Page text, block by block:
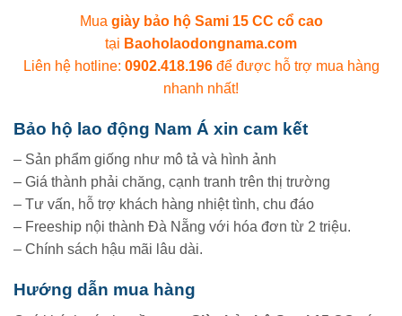
Mua giày bảo hộ Sami 15 CC cổ cao
tại Baoholaodongnama.com
Liên hệ hotline: 0902.418.196để được hỗ trợ mua hàng
nhanh nhất!
Bảo hộ lao động Nam Á xin cam kết
– Sản phẩm giống như mô tả và hình ảnh
– Giá thành phải chăng, cạnh tranh trên thị trường
– Tư vấn, hỗ trợ khách hàng nhiệt tình, chu đáo
– Freeship nội thành Đà Nẵng với hóa đơn từ 2 triệu.
– Chính sách hậu mãi lâu dài.
Hướng dẫn mua hàng